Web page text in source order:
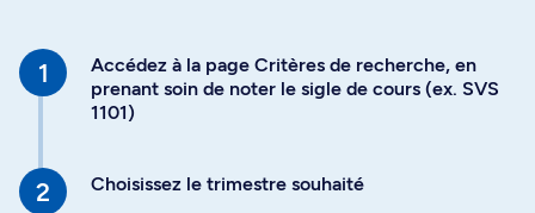
Accédez à la page Critères de recherche, en
prenant soin de noter le sigle de cours (ex. SVS
1101)
Choisissez le trimestre souhaité